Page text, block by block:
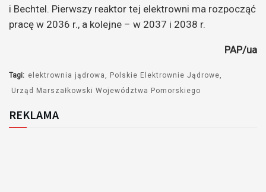
i Bechtel. Pierwszy reaktor tej elektrowni ma rozpocząć
pracę w 2036 r., a kolejne – w 2037 i 2038 r.
PAP/ua
Tagi: elektrownia jądrowa
Polskie Elektrownie Jądrowe
Urząd Marszałkowski Województwa Pomorskiego
REKLAMA